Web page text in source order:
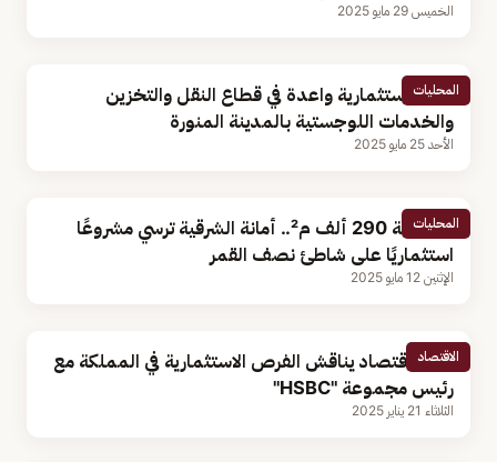
الخميس 29 مايو 2025
المحليات
فرص استثمارية واعدة في قطاع النقل والتخزين
والخدمات اللوجستية بالمدينة المنورة
الأحد 25 مايو 2025
المحليات
بمساحة 290 ألف م².. أمانة الشرقية ترسي مشروعًا
استثماريًا على شاطئ نصف القمر
الإثنين 12 مايو 2025
الاقتصاد
وزير الاقتصاد يناقش الفرص الاستثمارية في المملكة مع
رئيس مجموعة "HSBC"
الثلاثاء 21 يناير 2025